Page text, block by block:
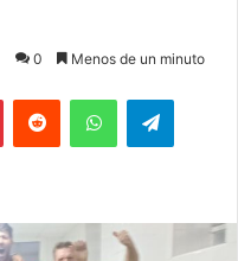
0 Menos de un minuto